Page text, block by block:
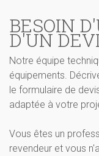
BESOIN
D'UN
Notre équipe
équipements.
le formulaire de
adaptée à votre
Vous êtes un
revendeur et vous